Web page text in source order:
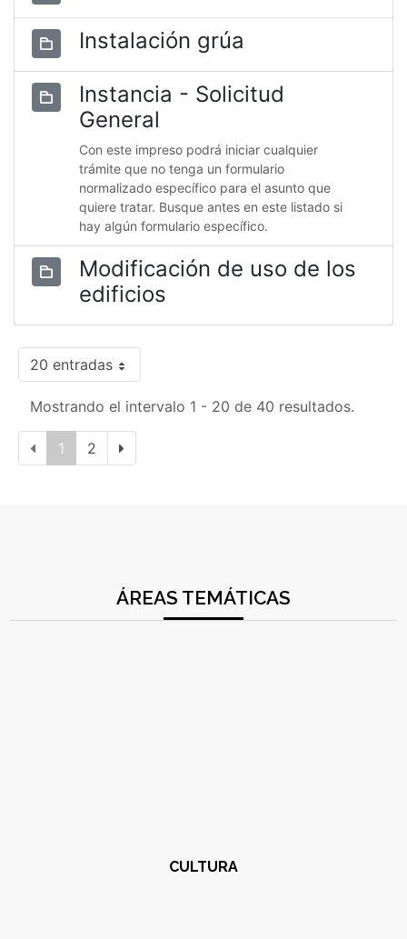
Instalación grúa
Instancia - Solicitud
General
Con este impreso podrá iniciar cualquier
trámite que no tenga un formulario
normalizado específico para el asunto que
quiere tratar. Busque antes en este listado si
hay algún formulario específico.
Modificación de uso de los
edificios
20 entradas
Mostrando el intervalo 1 - 20 de 40 resultados.
1 2
ÁREAS TEMÁTICAS
CULTURA